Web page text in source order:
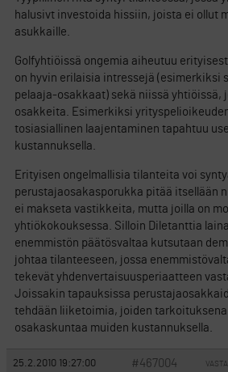
halusivt investoida hissiin, joista ei ollut
asukkaille.
Golfyhtiöissä ongemia aiheutuu
on hyvin erilaisia intressejä (esimerkiksi
pelaaja-osakkaat) sekä niissä yhtiöissä,
osakkeita. Esimerkiksi
tosiasiallinen laajentaminen tapahtuu
kustannuksella.
Erityisen ongelmallisia tilanteita voi
perustajaosakasporukka pitää itsellään
ei makseta vastikkeita, mutta joilla on
yhtiökokouksessa. Silloin Diletanttia
enemmistön päätösvaltaa kutsutaan
johtaa tilanteeseen, jossa
tekevät yhdenvertaisuusperiaatteen
Joissakin tapauksissa
tehdään liiketoimia, joiden
osakaskuntaa muiden kustannuksella.
25.2.2010 19:27:00 #467004